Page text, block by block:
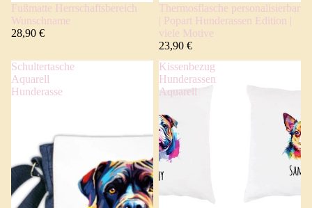
Fußmatte Herrschaftsbereich
Wunschname
28,90 €
Thermosflasche personalisierbar
| Popart Hunderassen Edition |
viele Motive
23,90 €
Schultertasche
Aquarell
Hunderasse
Kissenbezug
Hunderassen
Aquarell